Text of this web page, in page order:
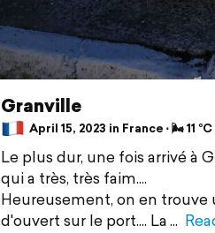
Granville
April 15, 2023 in France ⋅ 🌬 11 °C
Le plus dur, une fois arrivé à
qui a très, très faim....
Heureusement, on en trouve
d'ouvert sur le port.... La